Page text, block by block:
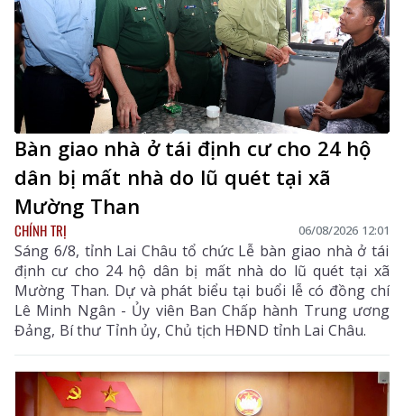
Bàn giao nhà ở tái định cư cho 24 hộ
dân bị mất nhà do lũ quét tại xã
Mường Than
CHÍNH TRỊ 06/08/2026 12:01
Sáng 6/8, tỉnh Lai Châu tổ chức Lễ bàn giao nhà ở tái
định cư cho 24 hộ dân bị mất nhà do lũ quét tại xã
Mường Than. Dự và phát biểu tại buổi lễ có đồng chí
Lê Minh Ngân - Ủy viên Ban Chấp hành Trung ương
Đảng, Bí thư Tỉnh ủy, Chủ tịch HĐND tỉnh Lai Châu.